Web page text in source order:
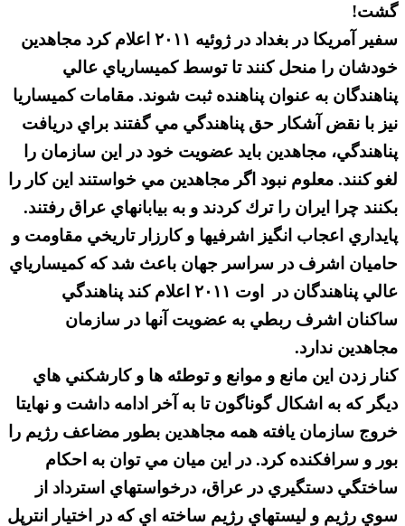
گشت!
سفير آمريكا در بغداد در ژوئيه ۲۰۱۱ اعلام كرد مجاهدين
خودشان را منحل كنند تا توسط كميسارياي عالي
پناهندگان به عنوان پناهنده ثبت شوند. مقامات كميساريا
نيز با نقض آشكار حق پناهندگي مي گفتند براي دريافت
پناهندگي، مجاهدين بايد عضويت خود در اين سازمان را
لغو كنند. معلوم نبود اگر مجاهدين مي خواستند اين كار را
بكنند چرا ايران را ترك كردند و به بيابانهاي عراق رفتند.
پايداري اعجاب انگيز اشرفيها و كارزار تاريخي مقاومت و
حاميان اشرف در سراسر جهان باعث شد كه كميسارياي
عالي پناهندگان در اوت ۲۰۱۱ اعلام كند پناهندگي
ساكنان اشرف ربطي به عضويت آنها در سازمان
مجاهدين ندارد.
كنار زدن اين مانع و موانع و توطئه ها و كارشكني هاي
ديگر كه به اشكال گوناگون تا به آخر ادامه داشت و نهايتا
خروج سازمان يافته همه مجاهدين بطور مضاعف رژيم را
بور و سرافكنده كرد. در اين ميان مي توان به احكام
ساختگي دستگيري در عراق، درخواستهاي استرداد از
سوي رژيم و ليستهاي رژيم ساخته اي كه در اختيار انترپل